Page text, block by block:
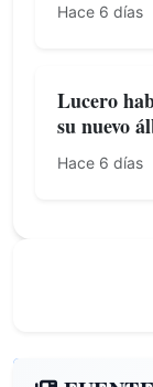
Hace 6 días
Lucero
su nuevo
Hace 6 días